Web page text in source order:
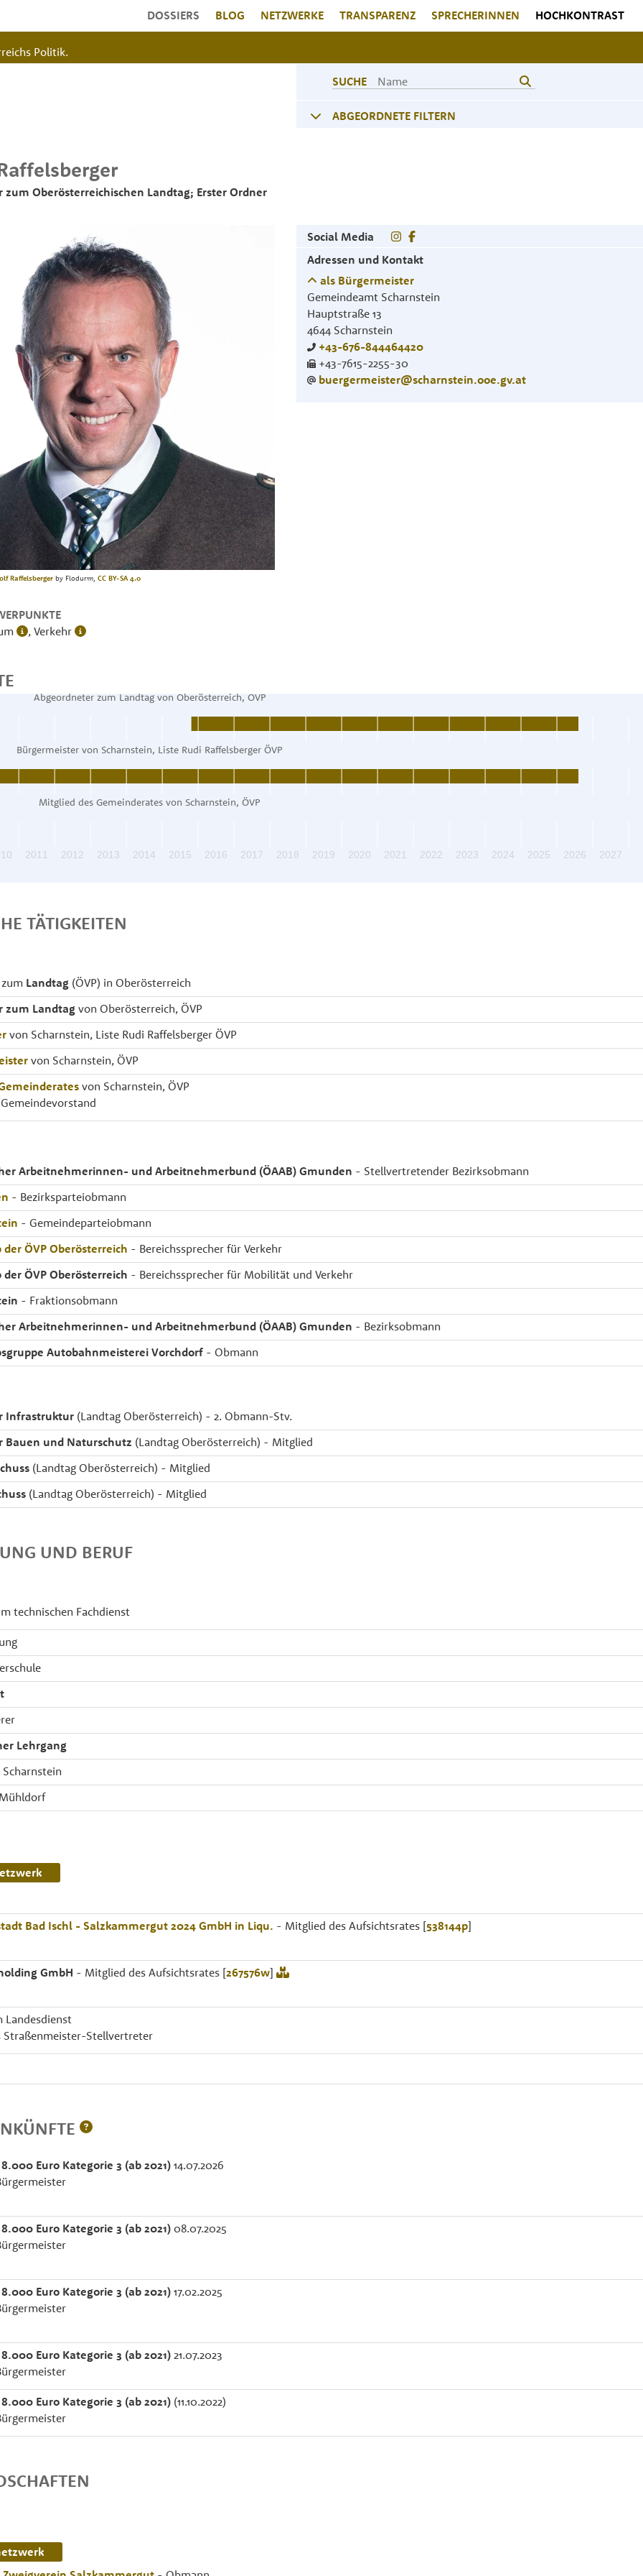
DOSSIERS BLOG NETZWERKE TRANSPARENZ SPRECHERINNEN HOCHKONTRAST
Politik.
SUCHE
ABGEORDNETE FILTERN
zum Oberösterreichischen Landtag; Erster Ordner
Raffelsberger by Flodur111, CC BY-SA 4.0
Social Media
Adressen und Kontakt
als Bürgermeister
Gemeindeamt Scharnstein
Hauptstraße 13
4644 Scharnstein
+43-676-844464420
+43-7615-2255-30
buergermeister@scharnstein.ooe.gv.at
, Verkehr
Abgeordneter zum Landtag von Oberösterreich, ÖVP
Bürgermeister von Scharnstein, Liste Rudi Raffelsberger ÖVP
Mitglied des Gemeinderates von Scharnstein, ÖVP
2011 2012 2013 2014 2015 2016 2017 2018 2019 2020 2021 2022 2023 2024 2025 2026 2027
TÄTIGKEITEN
Landtag (ÖVP) in Oberösterreich
zum Landtag von Oberösterreich, ÖVP
von Scharnstein, Liste Rudi Raffelsberger ÖVP
von Scharnstein, ÖVP
von Scharnstein, ÖVP
Arbeitnehmerinnen- und Arbeitnehmerbund (ÖAAB) Gmunden - Stellvertretender Bezirksobmann
- Bezirksparteiobmann
- Gemeindeparteiobmann
ÖVP Oberösterreich - Bereichssprecher für Verkehr
ÖVP Oberösterreich - Bereichssprecher für Mobilität und Verkehr
- Fraktionsobmann
Arbeitnehmerinnen- und Arbeitnehmerbund (ÖAAB) Gmunden - Bezirksobmann
Autobahnmeisterei Vorchdorf - Obmann
Infrastruktur (Landtag Oberösterreich) - 2. Obmann-Stv.
Bauen und Naturschutz (Landtag Oberösterreich) - Mitglied
(Landtag Oberösterreich) - Mitglied
(Landtag Oberösterreich) - Mitglied
UND BERUF
technischen Fachdienst
Lehrgang
Scharnstein
Bad Ischl - Salzkammergut 2024 GmbH in Liqu. - Mitglied des Aufsichtsrates [538144p]
GmbH - Mitglied des Aufsichtsrates [267576w]
Straßenmeister-Stellvertreter
Euro Kategorie 3 (ab 2021) 14.07.2026
Euro Kategorie 3 (ab 2021) 08.07.2025
Euro Kategorie 3 (ab 2021) 17.02.2025
Euro Kategorie 3 (ab 2021) 21.07.2023
Euro Kategorie 3 (ab 2021) (11.10.2022)